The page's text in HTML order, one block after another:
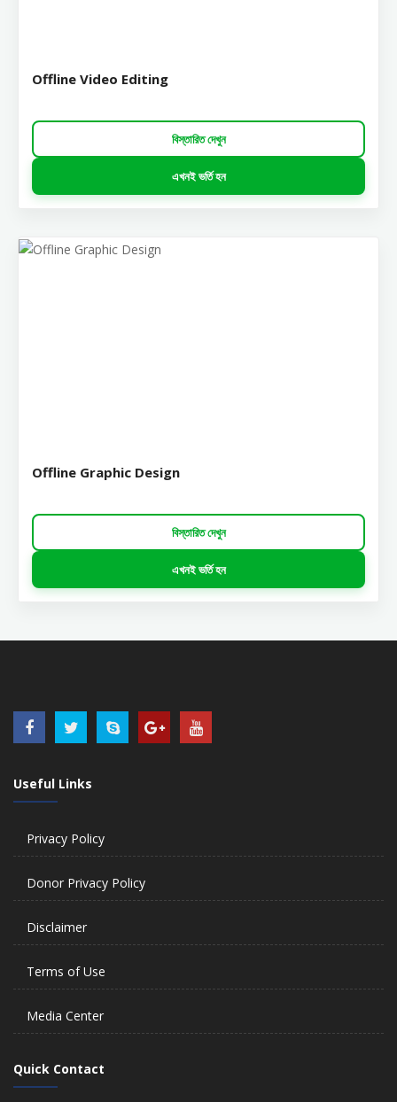
Offline Video Editing
বিস্তারিত দেখুন
এখনই ভর্তি হন
Offline Graphic Design
বিস্তারিত দেখুন
এখনই ভর্তি হন
Useful Links
Privacy Policy
Donor Privacy Policy
Disclaimer
Terms of Use
Media Center
Quick Contact